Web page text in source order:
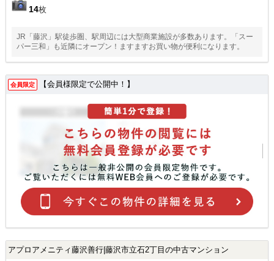
14枚
JR「藤沢」駅徒歩圏、駅周辺には大型商業施設が多数あります。「スー
パー三和」も近隣にオープン！ますますお買い物が便利になります。
会員限定 【会員様限定で公開中！】
アプロアメニティ藤沢善行|藤沢市立石2丁目の中古マンション